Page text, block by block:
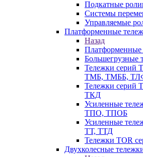
Подкатные
Системы
Управляемые
Платформенные
Назад
Платформенные
Большегрузные
Тележки
ТМБ, ТМББ,
Тележки
ТКД
Усиленные
ТПО, ТПОБ
Усиленные
ТТ, ТТД
Тележки TOR
Двухколесные